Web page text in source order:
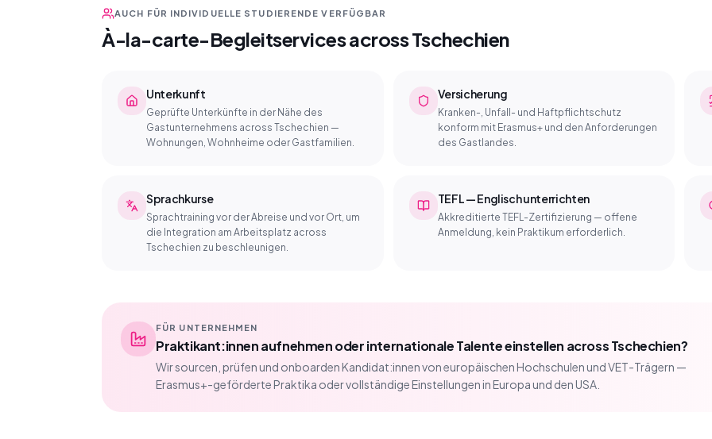
AUCH FÜR INDIVIDUELLE STUDIERENDE VERFÜGBAR
À-la-carte-Begleitservices across Tschechien
Unterkunft
Geprüfte Unterkünfte in der Nähe des
Gastunternehmens across Tschechien —
Wohnungen, Wohnheime oder Gastfamilien.
Versicherung
Kranken-, Unfall- und Haftpflichtschutz
konform mit Erasmus+ und den Anforderungen
des Gastlandes.
Sprachkurse
Sprachtraining vor der Abreise und vor Ort, um
die Integration am Arbeitsplatz across
Tschechien zu beschleunigen.
TEFL — Englisch unterrichten
Akkreditierte TEFL-Zertifizierung — offene
Anmeldung, kein Praktikum erforderlich.
FÜR UNTERNEHMEN
Praktikant:innen aufnehmen oder internationale Talente einstellen across Tschechien?
Wir sourcen, prüfen und onboarden Kandidat:innen von europäischen Hochschulen und VET-Trägern —
Erasmus+-geförderte Praktika oder vollständige Einstellungen in Europa und den USA.